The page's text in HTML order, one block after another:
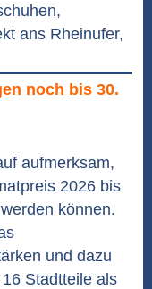
ans Rheinufer,
noch bis 30.
aufmerksam,
2026 bis
können.
und dazu
Stadtteile als